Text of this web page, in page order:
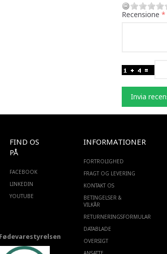
Recensione
Invia
FIND OS
PÅ
FACEBOOK
LINKEDIN
YOUTUBE
Fødevarestyrelsen
INFORMATIONER
FORTROLIGHED
FRAGT OG LEVERING
KONTAKT OS
BETINGELSER &
VILKÅR
RETURNERINGSFORMULAR
DATABLADE
OVERSIGT